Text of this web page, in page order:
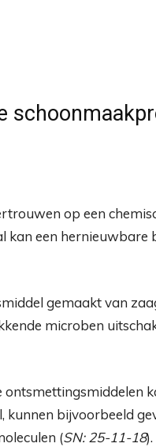
op een
kan een
gemaakt van
microben
kunnen bijvoorbeeld
(SN: 25-11-18